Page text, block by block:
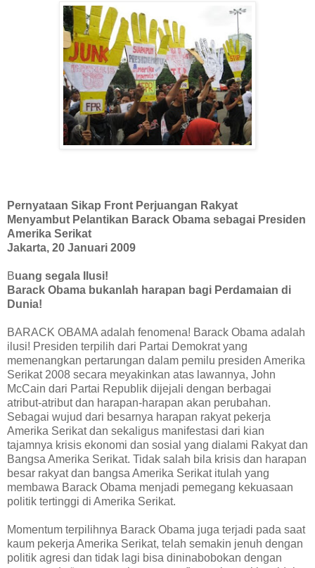
Pernyataan Sikap Front Perjuangan Rakyat
Menyambut Pelantikan Barack Obama sebagai Presiden
Amerika Serikat
Jakarta, 20 Januari 2009
Buang segala Ilusi!
Barack Obama bukanlah harapan bagi Perdamaian di
Dunia!
BARACK OBAMA adalah fenomena! Barack Obama adalah
ilusi! Presiden terpilih dari Partai Demokrat yang
memenangkan pertarungan dalam pemilu presiden Amerika
Serikat 2008 secara meyakinkan atas lawannya, John
McCain dari Partai Republik dijejali dengan berbagai
atribut-atribut dan harapan-harapan akan perubahan.
Sebagai wujud dari besarnya harapan rakyat pekerja
Amerika Serikat dan sekaligus manifestasi dari kian
tajamnya krisis ekonomi dan sosial yang dialami Rakyat dan
Bangsa Amerika Serikat. Tidak salah bila krisis dan harapan
besar rakyat dan bangsa Amerika Serikat itulah yang
membawa Barack Obama menjadi pemegang kekuasaan
politik tertinggi di Amerika Serikat.
Momentum terpilihnya Barack Obama juga terjadi pada saat
kaum pekerja Amerika Serikat, telah semakin jenuh dengan
politik agresi dan tidak lagi bisa dininabobokan dengan